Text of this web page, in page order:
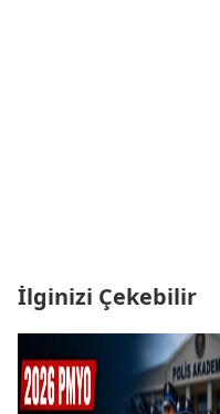
İlginizi Çekebilir